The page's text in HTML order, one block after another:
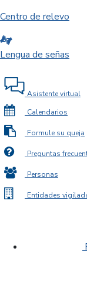
Centro de relevo
Lengua de señas
Asistente virtual
Calendarios
Formule su queja
Preguntas
Personas
Entidades